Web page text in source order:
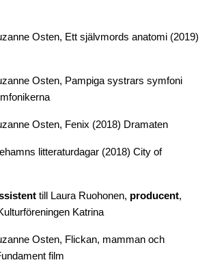
Osten, Ett självmords anatomi (2019)
Osten, Pampiga systrars symfoni
Osten, Fenix (2018) Dramaten
litteraturdagar (2018) City of
till Laura Ruohonen, producent,
Katrina
Osten, Flickan, mamman och
film